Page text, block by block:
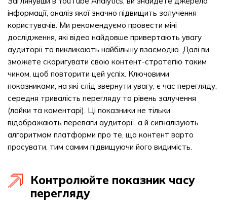
інформації, аналіз якої значно підвищить залучення
користувачів. Ми рекомендуємо провести міні
дослідження, які відео найдовше привертають увагу
аудиторії та викликають найбільшу взаємодію. Далі ви
зможете скоригувати свою контент-стратегію таким
чином, щоб повторити цей успіх. Ключовими
показниками, на які слід звернути увагу, є час перегляду,
середня тривалість перегляду та рівень залучення
(лайки та коментарі). Ці показники не тільки
відображають переваги аудиторії, а й сигналізують
алгоритмам платформи про те, що контент варто
просувати, тим самим підвищуючи його видимість.
Контролюйте показник часу
перегляду